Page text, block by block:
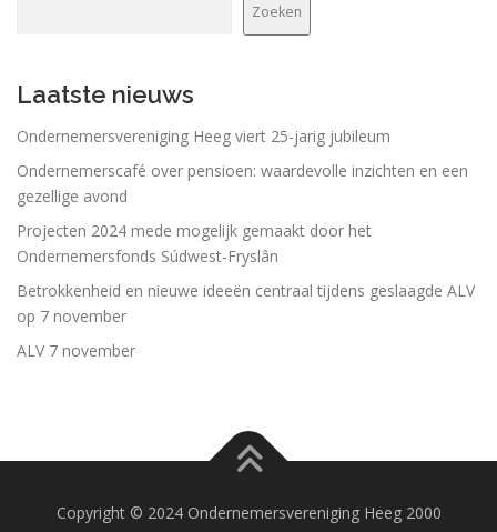
Zoeken
Laatste nieuws
Ondernemersvereniging Heeg viert 25-jarig jubileum
Ondernemerscafé over pensioen: waardevolle inzichten en een
gezellige avond
Projecten 2024 mede mogelijk gemaakt door het
Ondernemersfonds Súdwest-Fryslân
Betrokkenheid en nieuwe ideeën centraal tijdens geslaagde ALV
op 7 november
ALV 7 november
Copyright © 2024 Ondernemersvereniging Heeg 2000